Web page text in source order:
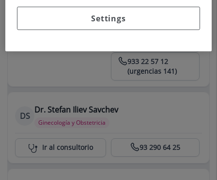
93 393 31 41
933 22 57 12
(urgencias 141)
Ir al consultorio
DS
Dr. Stefan Iliev Savchev
Ginecología y Obstetricia
Centro Médico Teknon 93 290 64 25
Ir al consultorio
Settings